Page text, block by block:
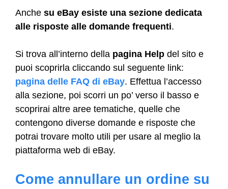
Anche su eBay esiste una sezione dedicata
alle risposte alle domande frequenti.
Si trova all’interno della pagina Help del sito e
puoi scoprirla cliccando sul seguente link:
pagina delle FAQ di eBay. Effettua l’accesso
alla sezione, poi scorri un po’ verso il basso e
scoprirai altre aree tematiche, quelle che
contengono diverse domande e risposte che
potrai trovare molto utili per usare al meglio la
piattaforma web di eBay.
Come annullare un ordine su